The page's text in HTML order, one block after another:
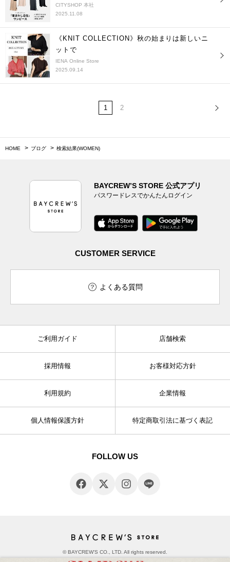
CITYSHOP 本社
2025.11.08
《KNIT COLLECTION》秋の始まりは新しいニ
ットで
IENA Online Store
2025.09.14
1 2
HOME ブログ 検索結果(WOMEN)
BAYCREW’S STORE 公式アプリ
パスワードレスでかんたんログイン
CUSTOMER SERVICE
よくある質問
ご利用ガイド 店舗検索
採用情報 お客様対応方針
利用規約 企業情報
個人情報保護方針 特定商取引法に基づく表記
FOLLOW US
© BAYCREW’S CO., LTD. All rights reserved.